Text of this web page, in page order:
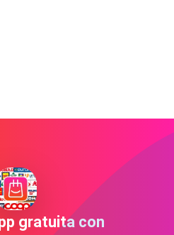
gratuita con